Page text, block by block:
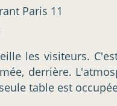
les visiteurs.
derrière.
table est